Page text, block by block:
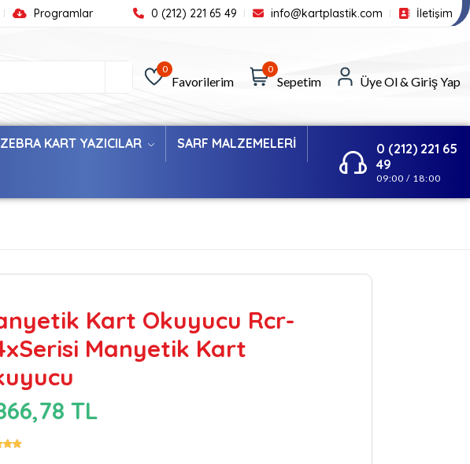
Programlar 0 (212) 221 65 49 info@kartplastik.com İletişim
0
Favorilerim
0
Sepetim Üye Ol & Giriş Yap
ZEBRA KART YAZICILAR SARF MALZEMELERİ
0 (212) 221 65
49
09:00 / 18:00
Kart Okuyucu Rcr-
Manyetik Kart
TL